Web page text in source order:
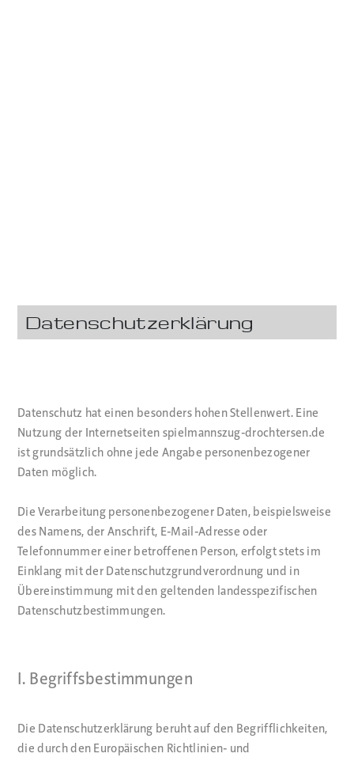
Datenschutzerklärung
Datenschutz hat einen besonders hohen Stellenwert. Eine
Nutzung der Internetseiten spielmannszug-drochtersen.de
ist grundsätzlich ohne jede Angabe personenbezogener
Daten möglich.
Die Verarbeitung personenbezogener Daten, beispielsweise
des Namens, der Anschrift, E-Mail-Adresse oder
Telefonnummer einer betroffenen Person, erfolgt stets im
Einklang mit der Datenschutzgrundverordnung und in
Übereinstimmung mit den geltenden landesspezifischen
Datenschutzbestimmungen.
I. Begriffsbestimmungen
Die Datenschutzerklärung beruht auf den Begrifflichkeiten,
die durch den Europäischen Richtlinien- und